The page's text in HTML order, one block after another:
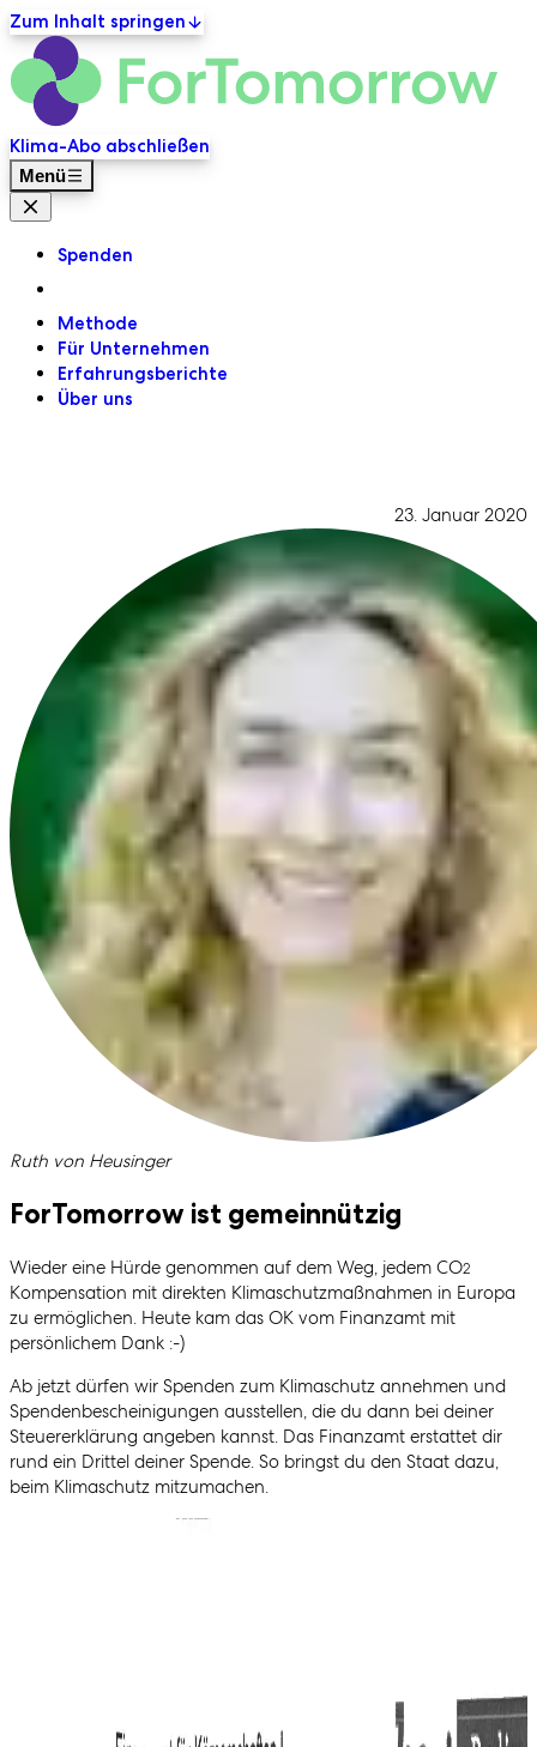
Zum Inhalt springen
Primäre Navigation
Klima-Abo abschließen
Menü
Menü Schließen
Spenden
Methode
Für Unternehmen
Erfahrungsberichte
Über uns
23. Januar 2020
Geschrieben von
Ruth von Heusinger
ForTomorrow ist gemeinnützig
Wieder eine Hürde genommen auf dem Weg, jedem CO2
Kompensation mit direkten Klimaschutzmaßnahmen in Europa
zu ermöglichen. Heute kam das OK vom Finanzamt mit
persönlichem Dank :-)
Ab jetzt dürfen wir Spenden zum Klimaschutz annehmen und
Spendenbescheinigungen ausstellen, die du dann bei deiner
Steuererklärung angeben kannst. Das Finanzamt erstattet dir
rund ein Drittel deiner Spende. So bringst du den Staat dazu,
beim Klimaschutz mitzumachen.